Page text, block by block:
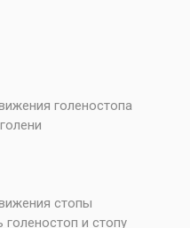
голеностопа
стопы
голеностоп и стопу